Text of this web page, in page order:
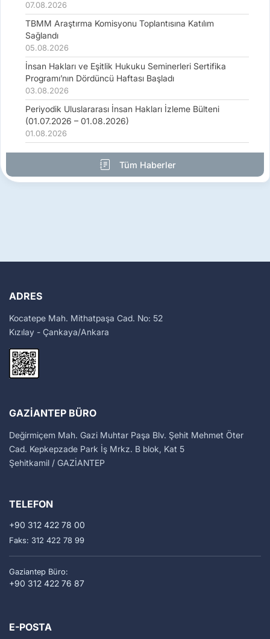
07.08.2026
TBMM Araştırma Komisyonu Toplantısına Katılım
Sağlandı
05.08.2026
İnsan Hakları ve Eşitlik Hukuku Seminerleri Sertifika
Programı’nın Dördüncü Haftası Başladı
03.08.2026
Periyodik Uluslararası İnsan Hakları İzleme Bülteni
(01.07.2026 – 01.08.2026)
01.08.2026
Tüm Haberler
ADRES
Kocatepe Mah. Mithatpaşa Cad. No: 52
Kızılay - Çankaya/Ankara
GAZIANTEP BÜRO
Değirmiçem Mah. Gazi Muhtar Paşa Blv. Şehit Mehmet Öter
Cad. Kepkepzade Park İş Mrkz. B blok, Kat 5
Şehitkamil / GAZİANTEP
TELEFON
+90 312 422 78 00
Faks: 312 422 78 99
Gaziantep Büro:
+90 312 422 76 87
E-POSTA